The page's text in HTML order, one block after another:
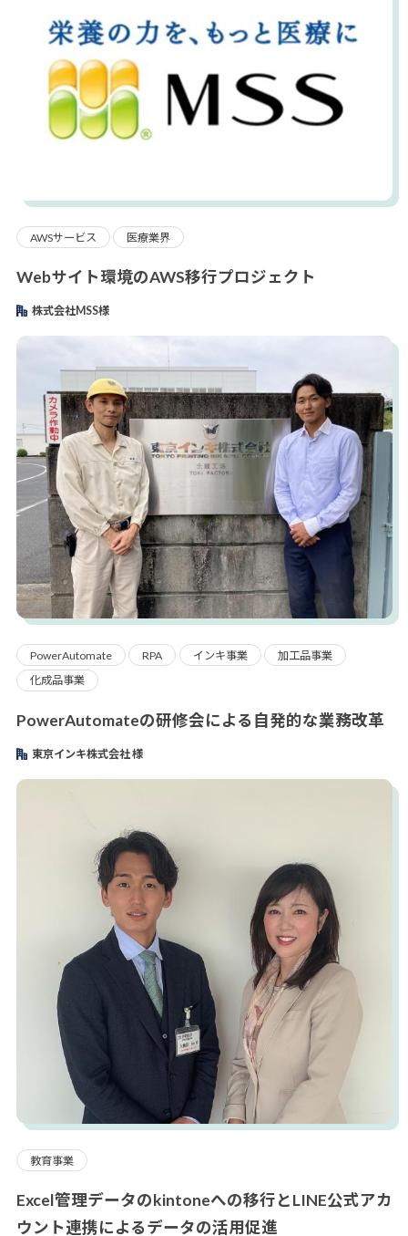
AWSサービス 医療業界
Webサイト環境のAWS移行プロジェクト
株式会社MSS様
PowerAutomate RPA インキ事業
加工品事業
化成品事業
PowerAutomateの研修会による自発的な業務改革
東京インキ株式会社 様
教育事業
Excel管理データのkintoneへの移行とLINE公式アカ
ウント連携によるデータの活用促進